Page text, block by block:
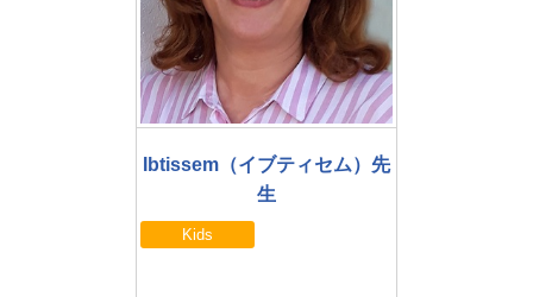
Ibtissem（イブティセム）先
生
Kids